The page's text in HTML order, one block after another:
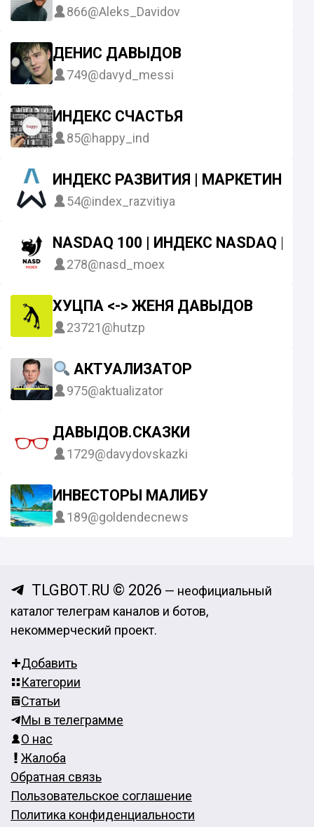
866@Aleks_Davidov
ДЕНИС ДАВЫДОВ
749@davyd_messi
ИНДЕКС СЧАСТЬЯ
85@happy_ind
ИНДЕКС РАЗВИТИЯ | МАРКЕТИНГ
54@index_razvitiya
NASDAQ 100 | ИНДЕКС NASDAQ |
278@nasd_moex
ХУЦПА <-> ЖЕНЯ ДАВЫДОВ
23721@hutzp
АКТУАЛИЗАТОР
975@aktualizator
ДАВЫДОВ.СКАЗКИ
1729@davydovskazki
ИНВЕСТОРЫ МАЛИБУ
189@goldendecnews
TLGBOT.RU © 2026 — неофициальный
каталог телеграм каналов и ботов,
некоммерческий проект.
Добавить
Категории
Статьи
Мы в телеграмме
О нас
Жалоба
Обратная связь
Пользовательское соглашение
Политика конфиденциальности